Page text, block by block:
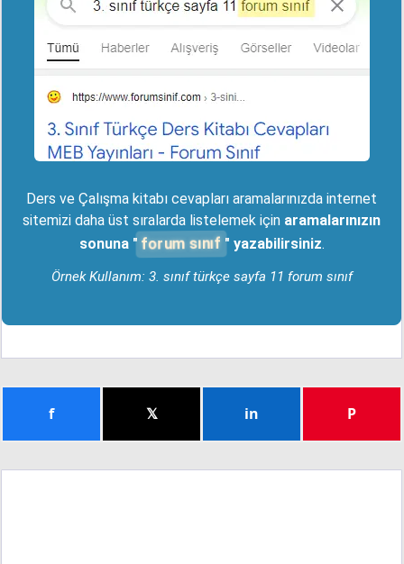
Ders ve Çalışma kitabı cevapları aramalarınızda internet
sitemizi daha üst sıralarda listelemek için aramalarınızın
sonuna " forum sınıf " yazabilirsiniz.
Örnek Kullanım: 3. sınıf türkçe sayfa 11 forum sınıf
f 𝕏 in P